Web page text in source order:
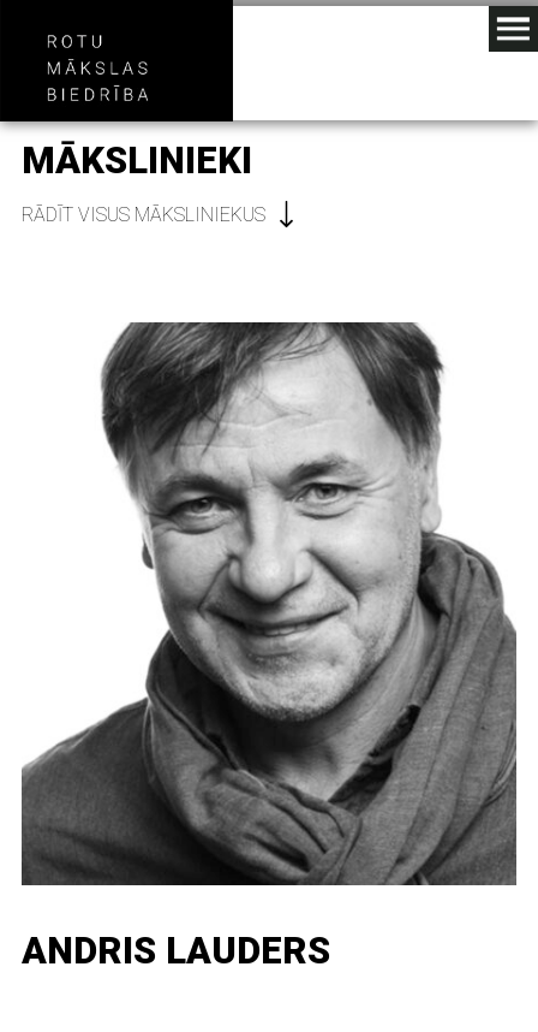
MĀKSLINIEKI
RĀDĪT VISUS MĀKSLINIEKUS
ANDRIS LAUDERS